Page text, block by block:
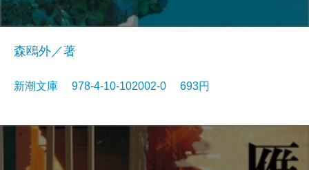
森鴎外／著
新潮文庫 978-4-10-102002-0 693円